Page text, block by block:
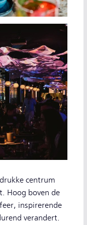
centrum
Hoog boven de
inspirerende
verandert.